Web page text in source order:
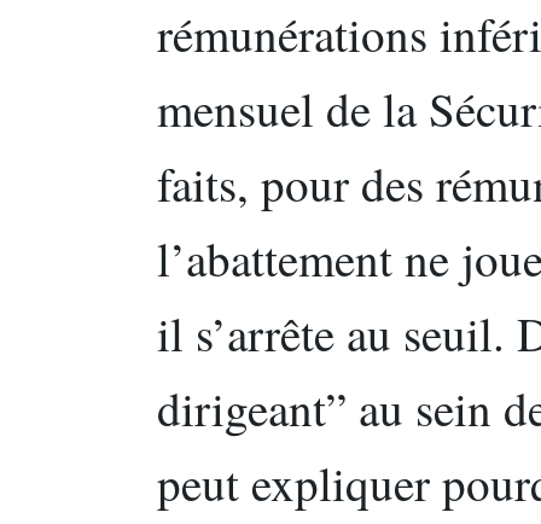
rémunérations
mensuel de la
faits, pour des
l’abattement ne
il s’arrête au seuil.
dirigeant” au sein
peut expliquer